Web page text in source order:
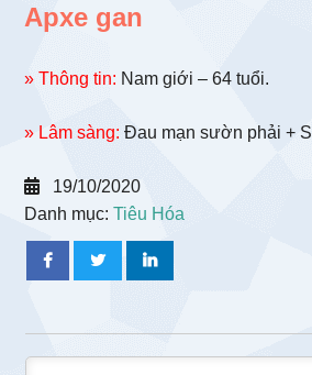
Apxe gan
» Thông tin: Nam giới – 64 tuổi.
» Lâm sàng: Đau mạn sườn phải +
19/10/2020
Danh mục:Tiêu Hóa